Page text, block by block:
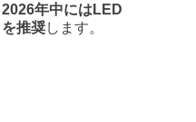
年中にはLED
推奨します。